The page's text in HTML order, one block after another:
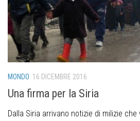
MONDO 16 DICEMBRE 2016
Una firma per la Siria
Dalla Siria arrivano notizie di milizie